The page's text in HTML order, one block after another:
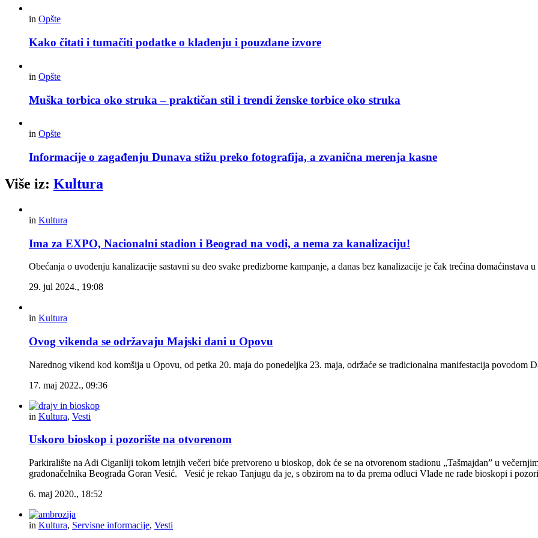
in Opšte
Kako čitati i tumačiti podatke o klađenju i pouzdane izvore
in Opšte
Muška torbica oko struka – praktičan stil i trendi ženske torbice oko struka
in Opšte
Informacije o zagađenju Dunava stižu preko fotografija, a zvanična merenja kasne
Više iz: Kultura
in Kultura
Ima za EXPO, Nacionalni stadion i Beograd na vodi, a nema za kanalizaciju!
Obećanja o uvođenju kanalizacije sastavni su deo svake predizborne kampanje, a danas bez kanalizacije je čak trećina domaćinstava
29. jul 2024., 19:08
in Kultura
Ovog vikenda se održavaju Majski dani u Opovu
Narednog vikend kod komšija u Opovu, od petka 20. maja do ponedeljka 23. maja, održaće se tradicionalna manifestacija povodom
17. maj 2022., 09:36
in Kultura, Vesti
Uskoro bioskop i pozorište na otvorenom
Parkiralište na Adi Ciganliji tokom letnjih večeri biće pretvoreno u bioskop, dok će se na otvorenom stadionu „Tašmajdan” u
gradonačelnika Beograda Goran Vesić. Vesić je rekao Tanjugu da je, s obzirom na to da prema odluci Vlade ne rade bioskopi i
6. maj 2020., 18:52
in Kultura, Servisne informacije, Vesti